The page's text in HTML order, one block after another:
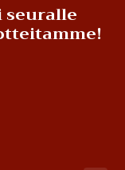
seuralle